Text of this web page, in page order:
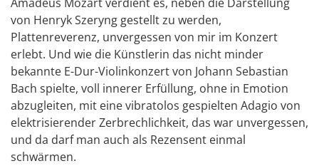
Amadeus Mozart verdient es, neben die Darstellung
von Henryk Szeryng gestellt zu werden,
Plattenreverenz, unvergessen von mir im Konzert
erlebt. Und wie die Künstlerin das nicht minder
bekannte E-Dur-Violinkonzert von Johann Sebastian
Bach spielte, voll innerer Erfüllung, ohne in Emotion
abzugleiten, mit eine vibratolos gespielten Adagio von
elektrisierender Zerbrechlichkeit, das war unvergessen,
und da darf man auch als Rezensent einmal
schwärmen.